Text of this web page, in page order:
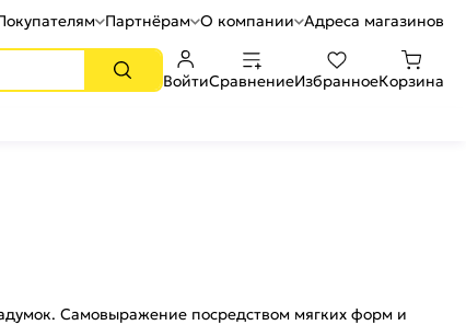
Партнёрам О компании Адреса магазинов
ВойтиСравнениеИзбранноеКорзина
Самовыражение посредством мягких форм и